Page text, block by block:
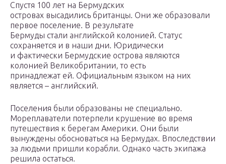
Спустя 100 лет на Бермудских
островах высадились британцы. Они же образовали
первое поселение. В результате
Бермуды стали английской колонией. Статус
сохраняется и в наши дни. Юридически
и фактически Бермудские острова являются
колонией Великобритании, то есть
принадлежат ей. Официальным языком на них
является – английский.
Поселения были образованы не специально.
Мореплаватели потерпели крушение во время
путешествия к берегам Америки. Они были
вынуждены обосноваться на Бермудах. Впоследствии
за людьми пришли корабли. Однако часть экипажа
решила остаться.